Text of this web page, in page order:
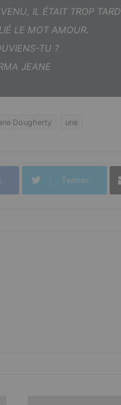
IL ÉTAIT TROP TARD
LE MOT AMOUR.
TU ?
JEANE
Dougherty une
Twitter